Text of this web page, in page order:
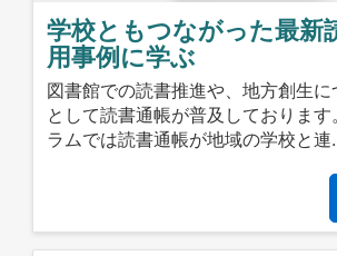
学校ともつながった最新
用事例に学ぶ
図書館での読書推進や、地方創生
として読書通帳が普及しておりま
ラムでは読書通帳が地域の学校と